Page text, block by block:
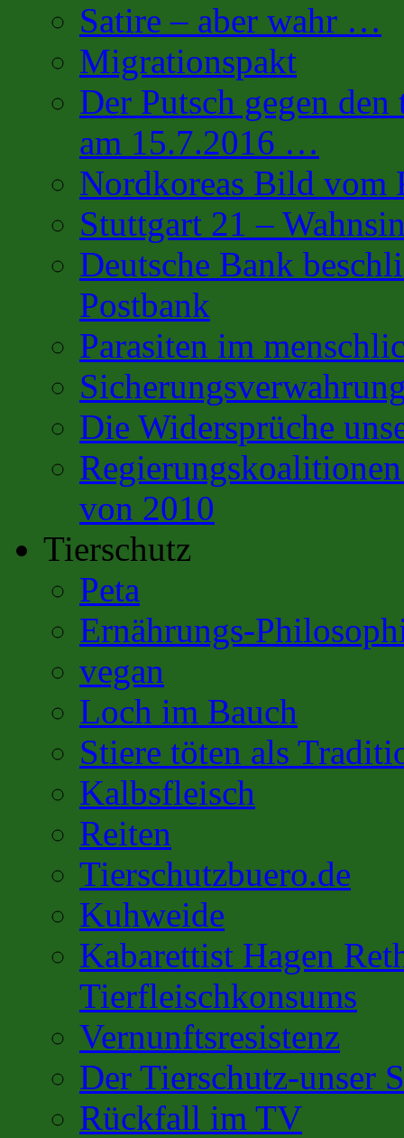
Satire – aber wahr …
Migrationspakt
Der Putsch gegen
am 15.7.2016 …
Nordkoreas Bild vom
Stuttgart 21 –
Deutsche Bank
Postbank
Parasiten im
Die Widersprüche
von 2010
Tierschutz
Peta
Ernährungs-
vegan
Loch im Bauch
Stiere töten als
Kalbsfleisch
Reiten
Tierschutzbuero.de
Kuhweide
Kabarettist Hagen
Tierfleischkonsums
Vernunftsresistenz
Der Tierschutz-unser
Rückfall im TV